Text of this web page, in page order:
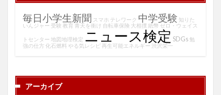
毎日小学生新聞 スマホ テレワーク 中学受験 知りた
いんジャー 受験 教育 青天を衝け 自転車保険 大相撲 紙幣 ゼロ・ウェイス
トセンター 地図地理検定 ニュース検定 SDGs 勉
強の仕方 化石燃料 やる気レシピ 再生可能エネルギー 渋沢栄一
アーカイブ